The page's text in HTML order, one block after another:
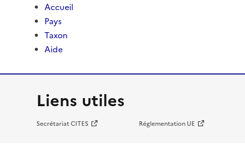
Accueil
Pays
Taxon
Aide
Liens utiles
Secrétariat CITES Réglementation UE